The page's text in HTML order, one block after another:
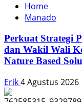
Home
Manado
Perkuat Strategi
dan Wakil Wali
Nature Based
Erik4 Agustus 2026